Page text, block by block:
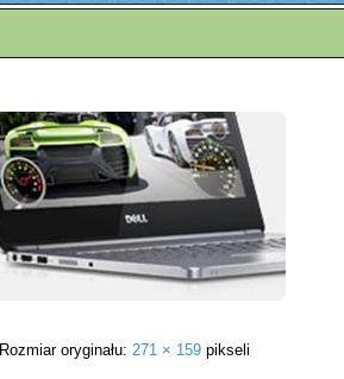
Rozmiar oryginału: 271 × 159pikseli